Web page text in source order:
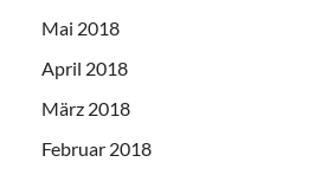
Mai 2018
April 2018
März 2018
Februar 2018